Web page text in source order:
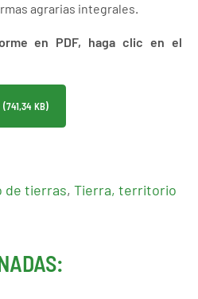
agrarias integrales.
en PDF, haga clic en el
(741,34 KB)
de tierras, Tierra, territorio